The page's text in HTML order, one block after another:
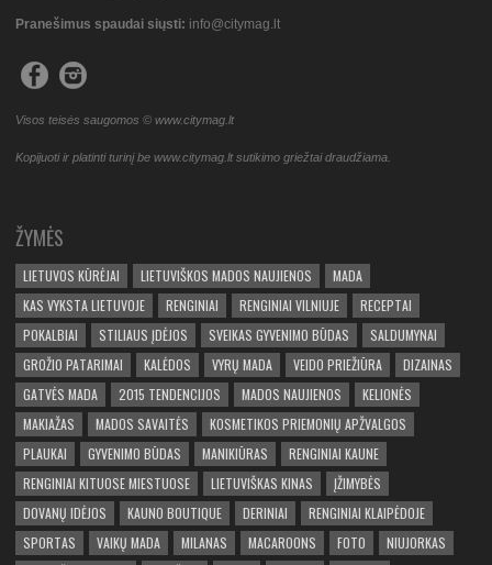
Pranešimus spaudai siųsti: info@citymag.lt
Visos teisės saugomos © www.citymag.lt
Kopijuoti ir platinti turinį be www.citymag.lt sutikimo griežtai draudžiama.
ŽYMĖS
LIETUVOS KŪRĖJAI LIETUVIŠKOS MADOS NAUJIENOS
MADA
KAS VYKSTA LIETUVOJE
RENGINIAI RENGINIAI VILNIUJE
RECEPTAI
POKALBIAI
STILIAUS ĮDĖJOS SVEIKAS GYVENIMO BŪDAS
SALDUMYNAI
GROŽIO PATARIMAI
KALĖDOS VYRŲ MADA VEIDO PRIEŽIŪRA
DIZAINAS
GATVĖS MADA
2015 TENDENCIJOS MADOS NAUJIENOS
KELIONĖS
MAKIAŽAS
MADOS SAVAITĖS
KOSMETIKOS PRIEMONIŲ APŽVALGOS
PLAUKAI
GYVENIMO BŪDAS MANIKIŪRAS
RENGINIAI KAUNE
RENGINIAI KITUOSE MIESTUOSE
LIETUVIŠKAS KINAS
ĮŽIMYBĖS
DOVANŲ IDĖJOS
KAUNO BOUTIQUE DERINIAI
RENGINIAI KLAIPĖDOJE
SPORTAS
VAIKŲ MADA MILANAS MACAROONS FOTO
NIUJORKAS